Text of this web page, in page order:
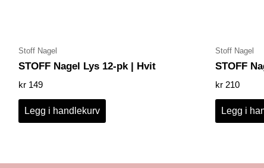
Stoff Nagel
STOFF Nagel Lys 12-pk | Hvit
kr 149
Legg i handlekurv
Stoff Nagel
STOFF
kr 210
Legg i